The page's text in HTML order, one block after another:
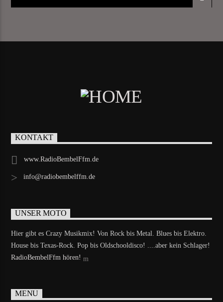
KONTAKT
www.RadioBembelFfm.de
info@radiobembelffm.de
UNSER MOTO
Hier gibt es Crazy Musikmix! Von Rock bis Metal. Blues bis Elektro.
House bis Texas-Rock. Pop bis Oldschooldisco! ....aber kein Schlager!
RadioBembelFfm hören!
MENU